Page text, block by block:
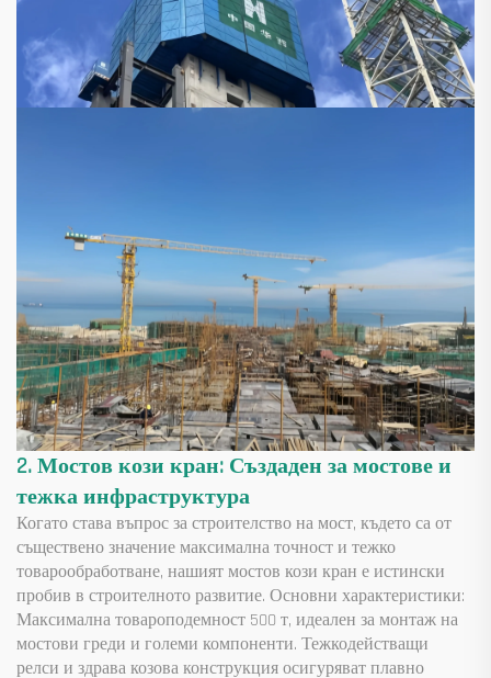
2. Мостов кози кран: Създаден за мостове и
тежка инфраструктура
Когато става въпрос за строителство на мост, където са от
съществено значение максимална точност и тежко
товарообработване, нашият мостов кози кран е истински
пробив в строителното развитие. Основни характеристики:
Максимална товароподемност 500 т, идеален за монтаж на
мостови греди и големи компоненти. Тежкодействащи
релси и здрава козова конструкция осигуряват плавно